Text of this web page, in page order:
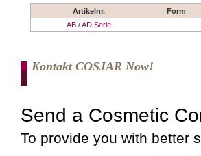
Artikelnr. Form
AB / AD Serie
Kontakt COSJAR Now!